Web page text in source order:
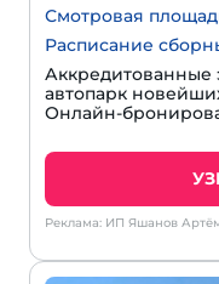
Смотровая
Расписание
Аккредитованные
автопарк
Онлайн-
Реклама: ИП Яшанов